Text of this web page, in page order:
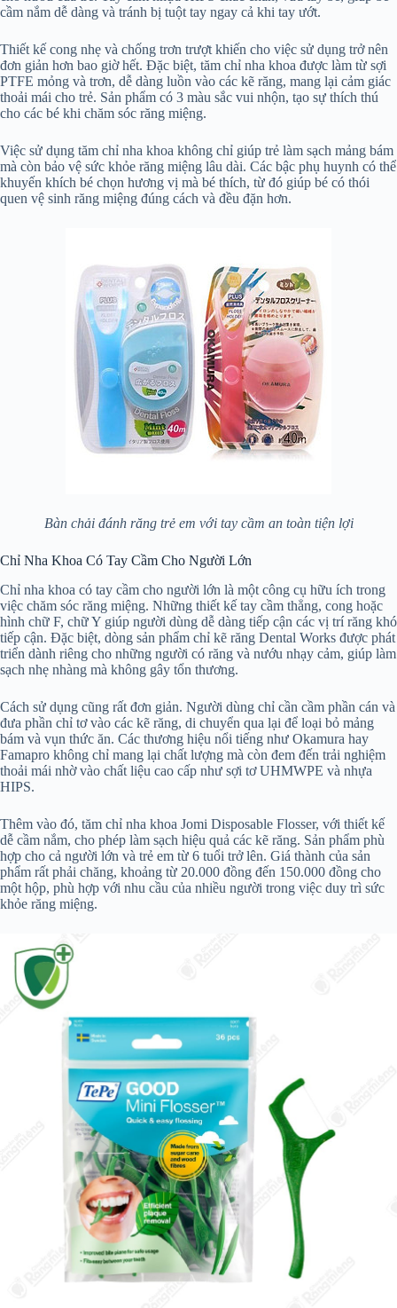
cầm nắm dễ dàng và tránh bị tuột tay ngay cả khi tay ướt.
Thiết kế cong nhẹ và chống trơn trượt khiến cho việc sử dụng trở nên
đơn giản hơn bao giờ hết. Đặc biệt, tăm chỉ nha khoa được làm từ sợi
PTFE mỏng và trơn, dễ dàng luồn vào các kẽ răng, mang lại cảm giác
thoải mái cho trẻ. Sản phẩm có 3 màu sắc vui nhộn, tạo sự thích thú
cho các bé khi chăm sóc răng miệng.
Việc sử dụng tăm chỉ nha khoa không chỉ giúp trẻ làm sạch mảng bám
mà còn bảo vệ sức khỏe răng miệng lâu dài. Các bậc phụ huynh có thể
khuyến khích bé chọn hương vị mà bé thích, từ đó giúp bé có thói
quen vệ sinh răng miệng đúng cách và đều đặn hơn.
Bàn chải đánh răng trẻ em với tay cầm an toàn tiện lợi
Chỉ Nha Khoa Có Tay Cầm Cho Người Lớn
Chỉ nha khoa có tay cầm cho người lớn là một công cụ hữu ích trong
việc chăm sóc răng miệng. Những thiết kế tay cầm thẳng, cong hoặc
hình chữ F, chữ Y giúp người dùng dễ dàng tiếp cận các vị trí răng khó
tiếp cận. Đặc biệt, dòng sản phẩm chỉ kẽ răng Dental Works được phát
triển dành riêng cho những người có răng và nướu nhạy cảm, giúp làm
sạch nhẹ nhàng mà không gây tổn thương.
Cách sử dụng cũng rất đơn giản. Người dùng chỉ cần cầm phần cán và
đưa phần chỉ tơ vào các kẽ răng, di chuyển qua lại để loại bỏ mảng
bám và vụn thức ăn. Các thương hiệu nổi tiếng như Okamura hay
Famapro không chỉ mang lại chất lượng mà còn đem đến trải nghiệm
thoải mái nhờ vào chất liệu cao cấp như sợi tơ UHMWPE và nhựa
HIPS.
Thêm vào đó, tăm chỉ nha khoa Jomi Disposable Flosser, với thiết kế
dễ cầm nắm, cho phép làm sạch hiệu quả các kẽ răng. Sản phẩm phù
hợp cho cả người lớn và trẻ em từ 6 tuổi trở lên. Giá thành của sản
phẩm rất phải chăng, khoảng từ 20.000 đồng đến 150.000 đồng cho
một hộp, phù hợp với nhu cầu của nhiều người trong việc duy trì sức
khỏe răng miệng.